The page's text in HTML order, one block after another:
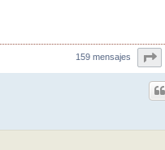
159 mensajes